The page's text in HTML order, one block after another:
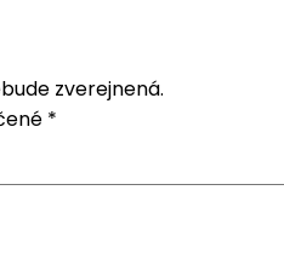
zverejnená.
*